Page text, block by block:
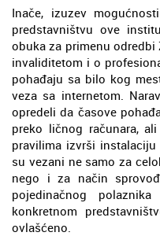
Inače, izuzev
predstavništvu ove
obuka za primenu
invaliditetom i o
pohađaju sa bilo kog
veza sa internetom.
opredeli da časove
preko ličnog računara,
pravilima izvrši
su vezani ne samo za
nego i za način
pojedinačnog
konkretnom
ovlašćeno.